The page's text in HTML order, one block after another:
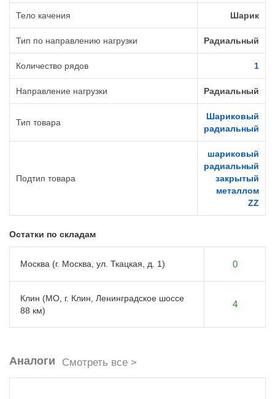
Тело качения Шарик
Тип по направлению нагрузки Радиальный
Количество рядов 1
Направление нагрузки Радиальный
Тип товара
Шариковый
радиальный
Подтип товара
шариковый
радиальный
закрытый
металлом
ZZ
Остатки по складам
Москва (г. Москва, ул. Ткацкая, д. 1) 0
Клин (МО, г. Клин, Ленинградское шоссе
88 км)
4
Аналоги Смотреть все >